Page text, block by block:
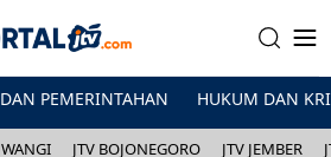
PEMERINTAHAN HUKUM DAN
JTV BOJONEGORO JTV JEMBER